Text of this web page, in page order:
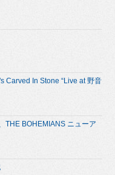
Carved In Stone “Live at 野音
THE BOHEMIANS ニューア